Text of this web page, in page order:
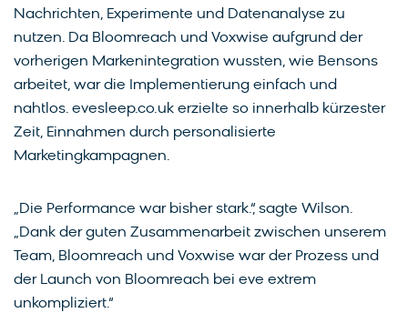
Nachrichten, Experimente und Datenanalyse zu
nutzen. Da Bloomreach und Voxwise aufgrund der
vorherigen Markenintegration wussten, wie Bensons
arbeitet, war die Implementierung einfach und
nahtlos. evesleep.co.uk erzielte so innerhalb kürzester
Zeit, Einnahmen durch personalisierte
Marketingkampagnen.
„Die Performance war bisher stark.“, sagte Wilson.
„Dank der guten Zusammenarbeit zwischen unserem
Team, Bloomreach und Voxwise war der Prozess und
der Launch von Bloomreach bei eve extrem
unkompliziert.“